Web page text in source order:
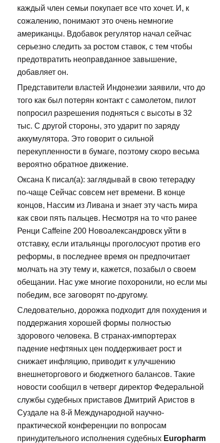
каждый член семьи покупает все что хочет. И, к
сожалению, понимают это очень немногие
американцы. Вдобавок регулятор начал сейчас
серьезно следить за ростом ставок, с тем чтобы
предотвратить неоправданное завышение,
добавляет он.
Представители властей Индонезии заявили, что до
того как был потерян контакт с самолетом, пилот
попросил разрешения подняться с высоты в 32
тыс. С другой стороны, это ударит по заряду
аккумулятора. Это говорит о сильной
перекупленности в бумаге, поэтому скоро весьма
вероятно обратное движение.
Оксана К писал(а): заглядывай в свою тетерадку
по-чаще Сейчас совсем нет времени. В конце
концов, Нассим из Ливана и знает эту часть мира
как свои пять пальцев. Несмотря на то что ранее
Ренци Caffeine 200 Новоалександровск уйти в
отставку, если итальянцы проголосуют против его
реформы, в последнее время он предпочитает
молчать на эту тему и, кажется, позабыл о своем
обещании. Нас уже многие похоронили, но если мы
победим, все заговорят по-другому.
Следовательно, дорожка подходит для похудения и
поддержания хорошей формы полностью
здорового человека. В странах-импортерах
падение нефтяных цен поддерживает рост и
снижает инфляцию, приводит к улучшению
внешнеторгового и бюджетного балансов. Такие
новости сообщил в четверг директор Федеральной
службы судебных приставов Дмитрий Аристов в
Суздале на 8-й Международной научно-
практической конференции по вопросам
принудительного исполнения судебных Europharm